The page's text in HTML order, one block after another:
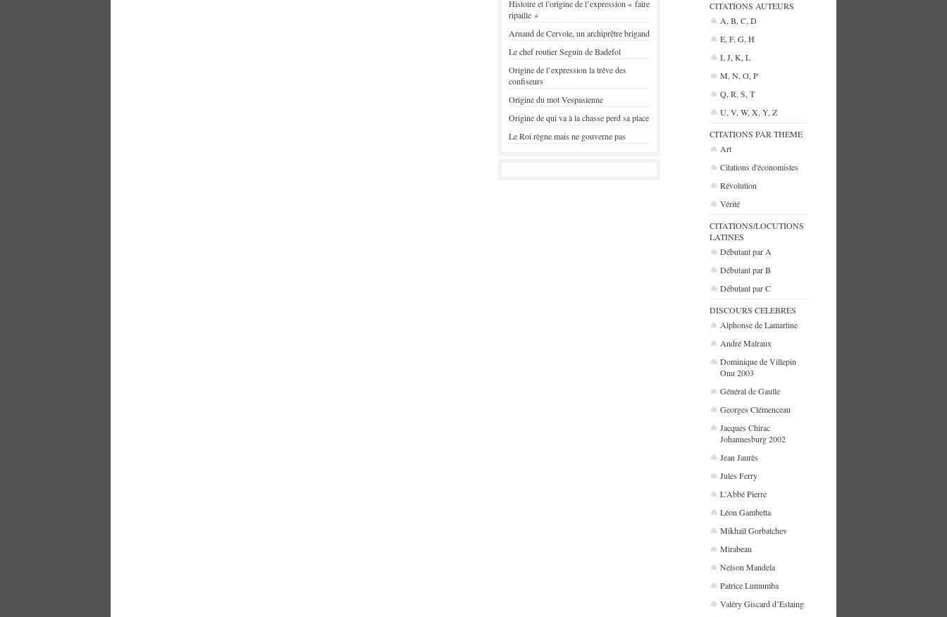
CITATIONS AUTEURS
A, B, C, D
E, F, G, H
I, J, K, L
M, N, O, P
Q, R, S, T
U, V, W, X, Y, Z
CITATIONS PAR THEME
Art
Citations d'économistes
Révolution
Vérité
CITATIONS/LOCUTIONS
LATINES
Débutant par A
Débutant par B
Débutant par C
DISCOURS CELEBRES
Alphonse de Lamartine
André Malraux
Dominique de Villepin
Onu 2003
Général de Gaulle
Georges Clémenceau
Jacques Chirac
Johannesburg 2002
Jean Jaurès
Jules Ferry
L'Abbé Pierre
Léon Gambetta
Mikhaïl Gorbatchev
Mirabeau
Nelson Mandela
Patrice Lumumba
Valéry Giscard d’Estaing
Histoire et l’origine de l’expression « faire
ripaille »
Arnaud de Cervole, un archiprêtre brigand
Le chef routier Seguin de Badefol
Origine de l’expression la trêve des
confiseurs
Origine du mot Vespasienne
Origine de qui va à la chasse perd sa place
Le Roi règne mais ne gouverne pas